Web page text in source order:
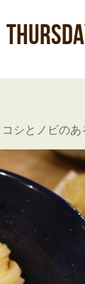
シとノビのあ